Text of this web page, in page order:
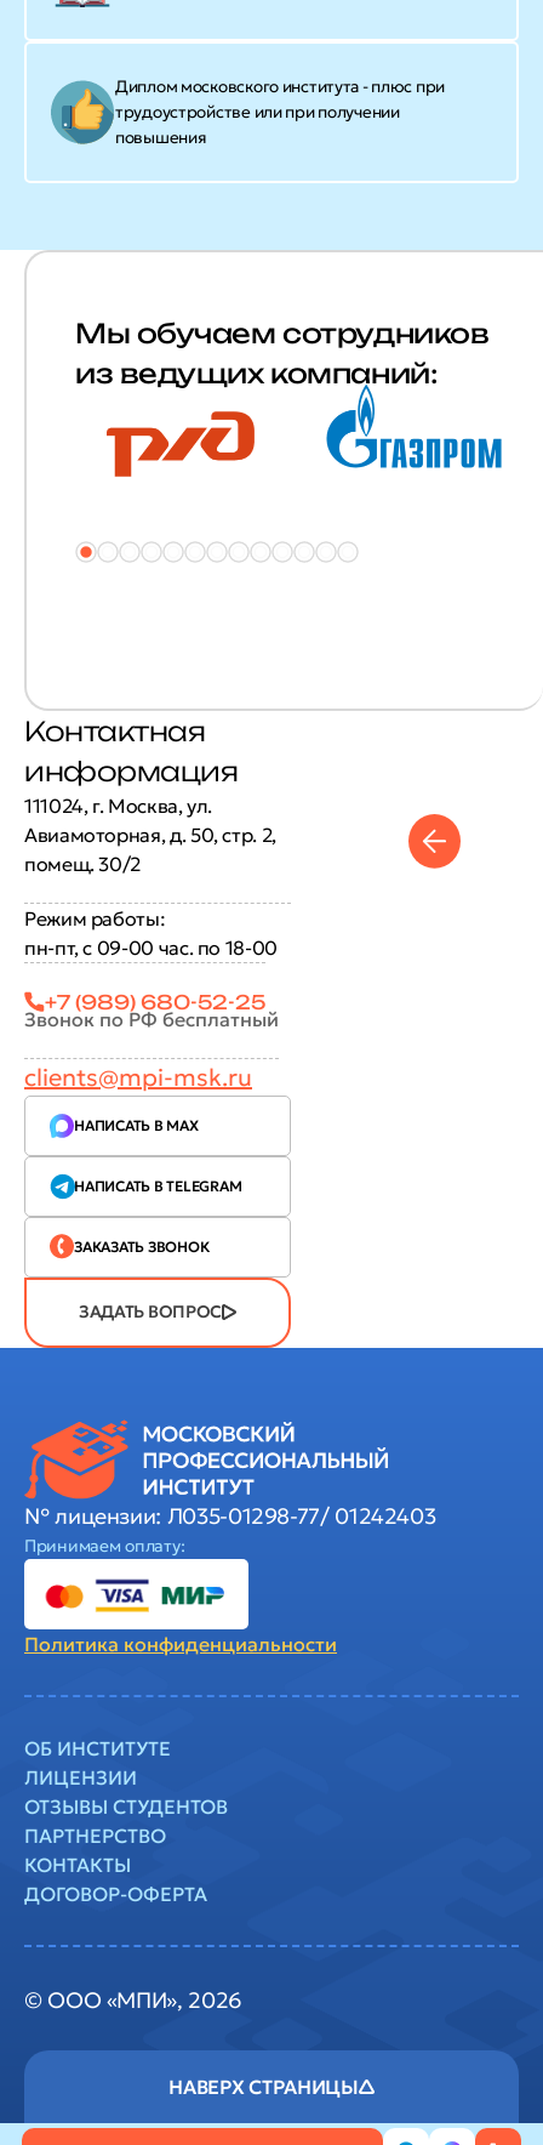
Диплом московского института - плюс при
трудоустройстве или при получении
повышения
Мы обучаем сотрудников
из ведущих компаний:
Контактная
информация
111024, г. Москва, ул.
Авиамоторная, д. 50, стр. 2,
помещ. 30/2
Режим работы:
пн-пт, с 09-00 час. по 18-00
+7 (989) 680-52-25
Звонок по РФ бесплатный
clients@mpi-msk.ru
НАПИСАТЬ В MAX
НАПИСАТЬ В TELEGRAM
ЗАКАЗАТЬ ЗВОНОК
ЗАДАТЬ ВОПРОС
№ лицензии: Л035-01298-77/ 01242403
Принимаем оплату:
Политика конфиденциальности
© ООО «МПИ», 2026
ОБ ИНСТИТУТЕ
ЛИЦЕНЗИИ
ОТЗЫВЫ СТУДЕНТОВ
ПАРТНЕРСТВО
КОНТАКТЫ
ДОГОВОР-ОФЕРТА